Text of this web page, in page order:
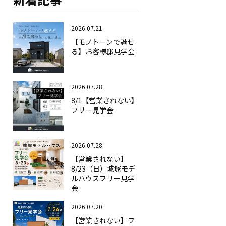
2026.07.21
【モノトーンで魅せ
る】お客様邸見学会
2026.07.28
8/1【営業されない】
フリー見学会
2026.07.28
【営業されない】
8/23（日）城塚モデ
ルハウスフリー見学
会
2026.07.20
【営業されない】フ